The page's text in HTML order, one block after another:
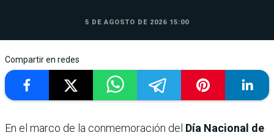
5 DE AGOSTO DE 2026 15:00
Compartir en redes
En el marco de la conmemoración del Día Nacional de